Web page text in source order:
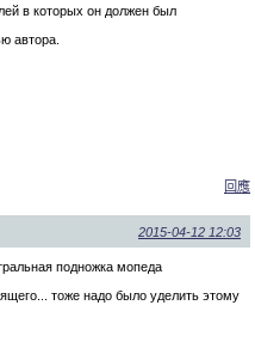
в которых он должен был
автора.
回應
2015-04-12 12:03
подножка мопеда
тоже надо было уделить этому